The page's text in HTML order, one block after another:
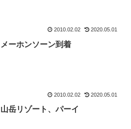
2010.02.02 2020.05.01
メーホンソーン到着
2010.02.02 2020.05.01
山岳リゾート、パーイ